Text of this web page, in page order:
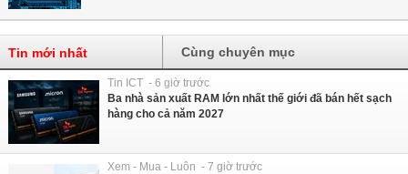
Tin mới nhất Cùng chuyên mục
Tin ICT - 6 giờ trước
Ba nhà sản xuất RAM lớn nhất thế giới đã bán hết sạch
hàng cho cả năm 2027
Xem - Mua - Luôn - 7 giờ trước